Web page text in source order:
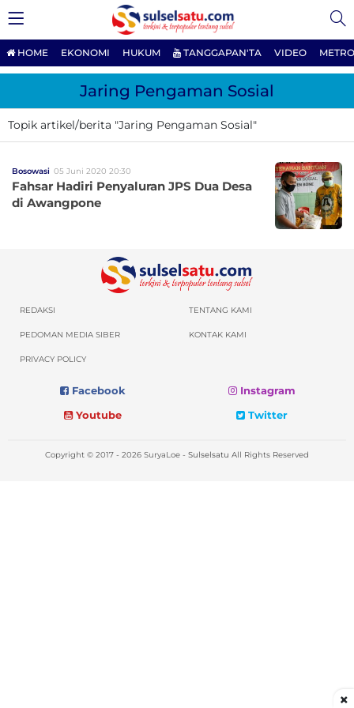
HOME EKONOMI HUKUM TANGGAPAN'TA VIDEO
Jaring Pengaman Sosial
Topik artikel/berita "Jaring Pengaman Sosial"
Bosowasi 05 Juni 2020 20:30
Fahsar Hadiri Penyaluran JPS Dua Desa
di Awangpone
REDAKSI TENTANG KAMI
PEDOMAN MEDIA SIBER KONTAK KAMI
PRIVACY POLICY
Facebook
Instagram
Youtube
Twitter
Copyright © 2017 - 2026 SuryaLoe - Sulselsatu All Rights Reserved
×